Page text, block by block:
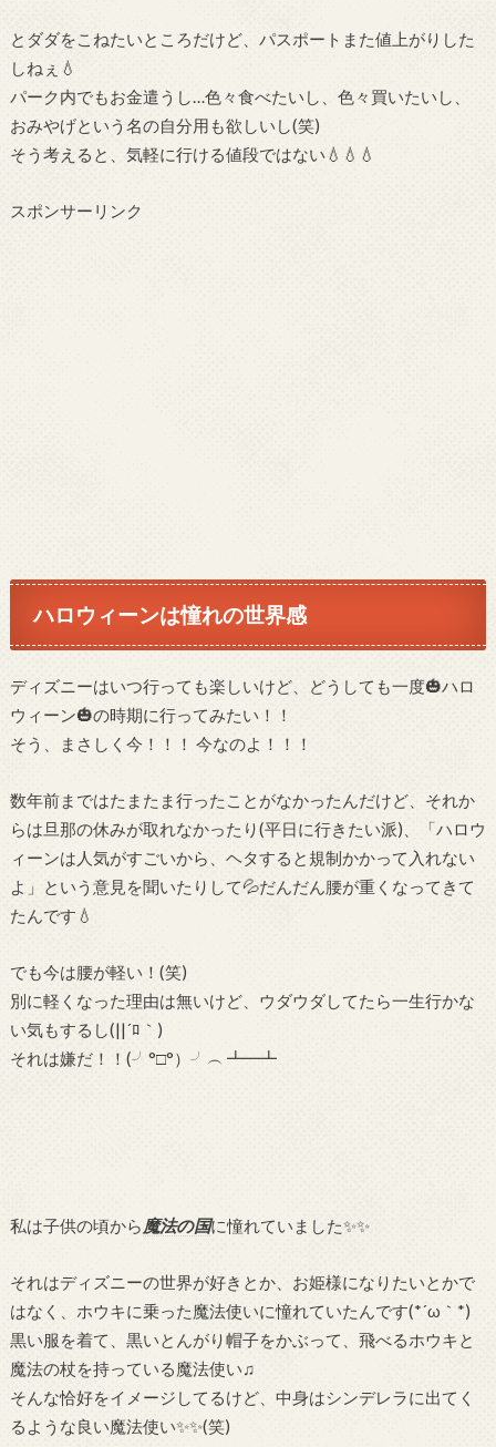
とダダをこねたいところだけど、パスポートまた値上がりした
しねぇ💧
パーク内でもお金遣うし…色々食べたいし、色々買いたいし、
おみやげという名の自分用も欲しいし(笑)
そう考えると、気軽に行ける値段ではない💧💧💧
スポンサーリンク
ハロウィーンは憧れの世界感
ディズニーはいつ行っても楽しいけど、どうしても一度🎃ハロ
ウィーン🎃の時期に行ってみたい！！
そう、まさしく今！！！ 今なのよ！！！
数年前まではたまたま行ったことがなかったんだけど、それか
らは旦那の休みが取れなかったり(平日に行きたい派)、「ハロウ
ィーンは人気がすごいから、ヘタすると規制かかって入れない
よ」という意見を聞いたりして💦だんだん腰が重くなってきて
たんです💧
でも今は腰が軽い！(笑)
別に軽くなった理由は無いけど、ウダウダしてたら一生行かな
い気もするし(||´ﾛ｀)
それは嫌だ！！(╯°□°）╯︵ ┻━┻
私は子供の頃から魔法の国に憧れていました✨✨
それはディズニーの世界が好きとか、お姫様になりたいとかで
はなく、ホウキに乗った魔法使いに憧れていたんです(*´ω｀*)
黒い服を着て、黒いとんがり帽子をかぶって、飛べるホウキと
魔法の杖を持っている魔法使い♫
そんな恰好をイメージしてるけど、中身はシンデレラに出てく
るような良い魔法使い✨✨(笑)